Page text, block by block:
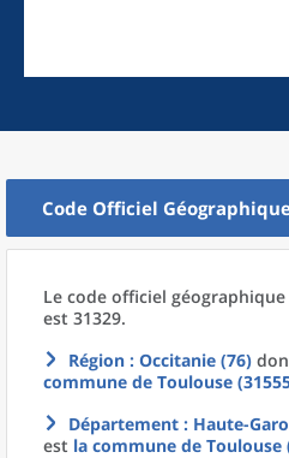
Code Officiel
Le code officiel géographique
est 31329.
Région : Occitanie (76)
commune de Toulouse
Département : Haute-
est la commune de Toulouse